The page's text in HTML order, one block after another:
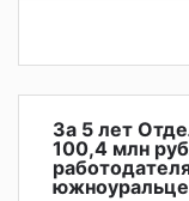
За 5 лет
100,4 млн